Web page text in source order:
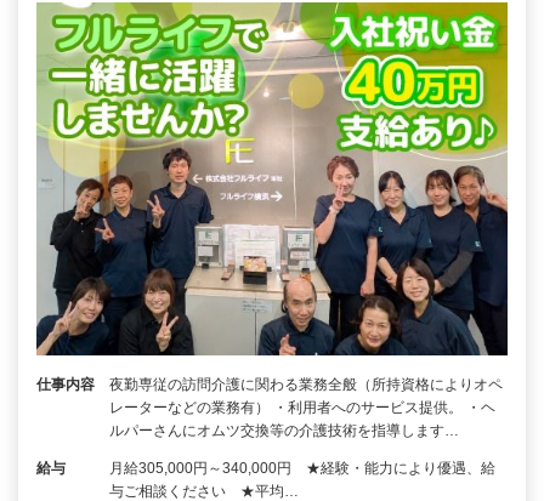
仕事内容
夜勤専従の訪問介護に関わる業務全般（所持資格によりオペ
レーターなどの業務有） ・利用者へのサービス提供。 ・ヘ
ルパーさんにオムツ交換等の介護技術を指導します…
給与
月給305,000円～340,000円 ★経験・能力により優遇、給
与ご相談ください ★平均…